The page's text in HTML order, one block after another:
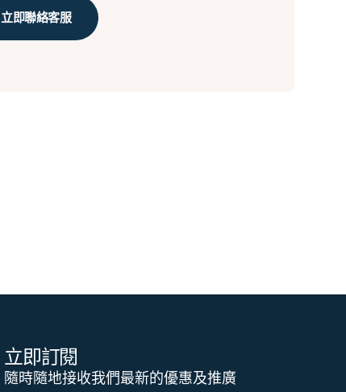
立即聯絡客服
立即訂閱
隨時隨地接收我們最新的優惠及推廣